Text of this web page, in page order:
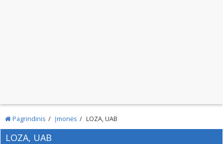
Pagrindinis Įmonės LOZA, UAB
LOZA, UAB